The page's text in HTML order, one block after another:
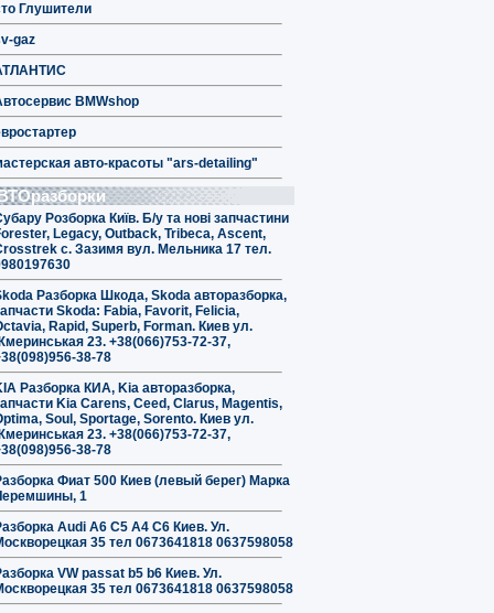
Глушители
gaz
BMWshop
авто-красоты "ars-detailing"
Розборка Київ. Б/у та нові запчастини
Legacy, Outback, Tribeca, Ascent,
с. Зазимя вул. Мельника 17 тел.
Разборка Шкода, Skoda авторазборка,
Skoda: Fabia, Favorit, Felicia,
Rapid, Superb, Forman. Киев ул.
23. +38(066)753-72-37,
38-78
Разборка КИА, Kia авторазборка,
Kia Carens, Ceed, Clarus, Magentis,
Soul, Sportage, Sorento. Киев ул.
23. +38(066)753-72-37,
38-78
Фиат 500 Киев (левый берег) Марка
1
Audi A6 C5 A4 C6 Киев. Ул.
35 тел 0673641818 0637598058
VW passat b5 b6 Киев. Ул.
35 тел 0673641818 0637598058